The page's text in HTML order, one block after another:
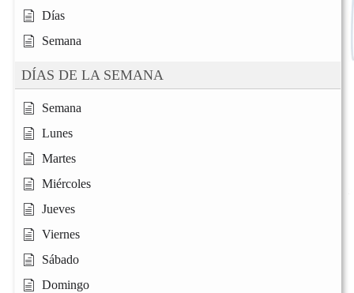
Días
Semana
DÍAS DE LA SEMANA
Semana
Lunes
Martes
Miércoles
Jueves
Viernes
Sábado
Domingo